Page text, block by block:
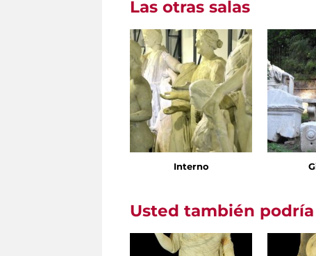
Las otras salas
Interno
Usted también